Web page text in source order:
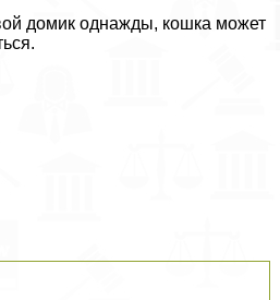
домик однажды, кошка может